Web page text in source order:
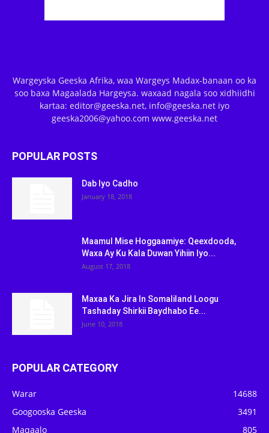
Wargeyska Geeska Afrika, waa Wargeys Madax-banaan oo ka
soo baxa Magaalada Hargeysa. waxaad nagala soo xidhiidhi
kartaa: editor@geeska.net, info@geeska.net iyo
geeska2006@yahoo.com www.geeska.net
POPULAR POSTS
Dab Iyo Cadho
January 18, 2018
Maamul Mise Hoggaamiye: Qeexdooda,
Waxa Ay Ku Kala Duwan Yihiin Iyo...
August 17, 2018
Maxaa Ka Jira In Somaliland Loogu
Tashaday Shirkii Baydhabo Ee...
June 10, 2018
POPULAR CATEGORY
Warar
14688
Googooska Geeska
3491
Maqaalo
805